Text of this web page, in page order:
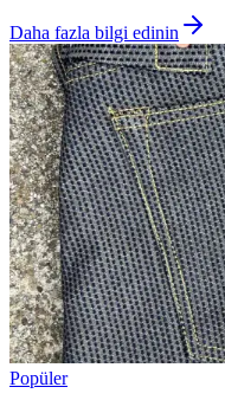
Daha fazla bilgi edinin
Popüler